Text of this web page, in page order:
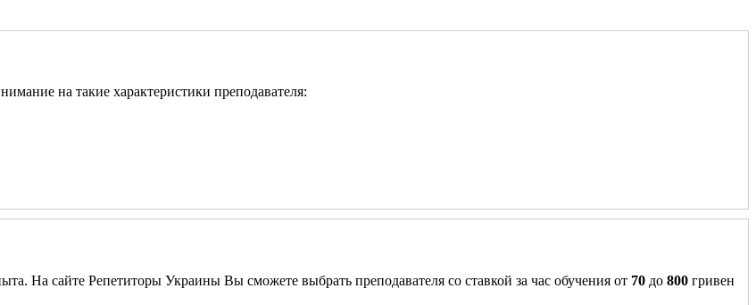
на такие характеристики преподавателя:
На сайте Репетиторы Украины Вы сможете выбрать преподавателя со ставкой за час обучения от 70 до 800 гривен